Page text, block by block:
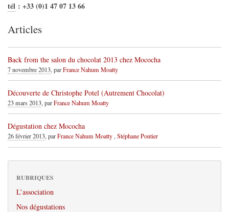
tél : +33 (0)1 47 07 13 66
Articles
Back from the salon du chocolat 2013 chez Mococha
7 novembre 2013, parFrance Nahum Moatty
Découverte de Christophe Potel (Autrement Chocolat)
23 mars 2013, parFrance Nahum Moatty
Dégustation chez Mococha
26 février 2013, parFrance Nahum Moatty , Stéphane Pontier
RUBRIQUES
L’association
Nos dégustations